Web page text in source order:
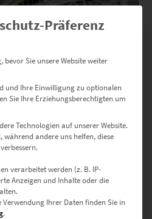
At the Speed of Light Vol II
19% Mwst.
Präferenz
Sie unsere Website weiter
und Ihre Einwilligung zu optionalen
Sie Ihre Erziehungsberechtigten um
Technologien auf unserer Website.
während andere uns helfen, diese
verarbeitet werden (z. B. IP-
Anzeigen und Inhalte oder die
Ihrer Daten finden Sie in
.